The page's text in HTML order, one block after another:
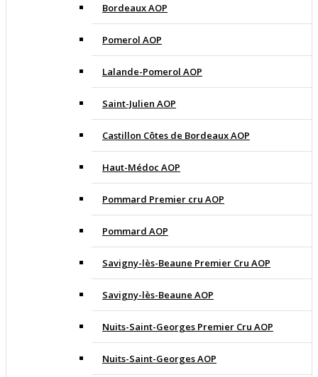
Bordeaux AOP
Pomerol AOP
Lalande-Pomerol AOP
Saint-Julien AOP
Castillon Côtes de Bordeaux AOP
Haut-Médoc AOP
Pommard Premier cru AOP
Pommard AOP
Savigny-lès-Beaune Premier Cru AOP
Savigny-lès-Beaune AOP
Nuits-Saint-Georges Premier Cru AOP
Nuits-Saint-Georges AOP